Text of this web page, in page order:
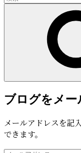
索:
ブログをメー
メールアドレスを記
できます。